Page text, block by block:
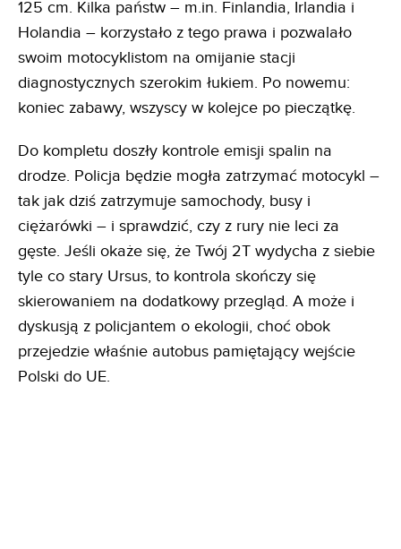
125 cm. Kilka państw – m.in. Finlandia, Irlandia i
Holandia – korzystało z tego prawa i pozwalało
swoim motocyklistom na omijanie stacji
diagnostycznych szerokim łukiem. Po nowemu:
koniec zabawy, wszyscy w kolejce po pieczątkę.
Do kompletu doszły kontrole emisji spalin na
drodze. Policja będzie mogła zatrzymać motocykl –
tak jak dziś zatrzymuje samochody, busy i
ciężarówki – i sprawdzić, czy z rury nie leci za
gęste. Jeśli okaże się, że Twój 2T wydycha z siebie
tyle co stary Ursus, to kontrola skończy się
skierowaniem na dodatkowy przegląd. A może i
dyskusją z policjantem o ekologii, choć obok
przejedzie właśnie autobus pamiętający wejście
Polski do UE.